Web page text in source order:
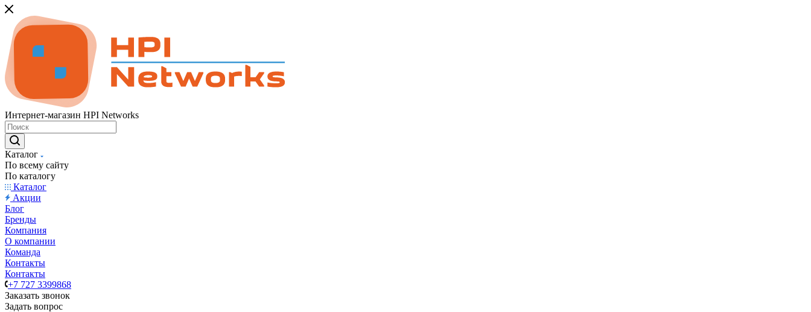
Интернет-магазин HPI Networks
Каталог
По всему сайту
По каталогу
Каталог
Акции
Блог
Бренды
Компания
О компании
Команда
Контакты
Контакты
+7 727 3399868
Заказать звонок
Задать вопрос